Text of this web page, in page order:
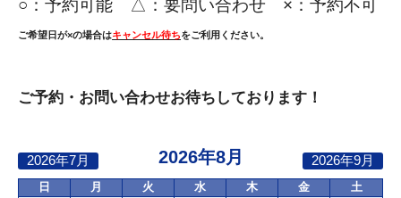
○： 予約可能 △：要問い合わせ ×：予約不可
ご希望日が×の場合はキャンセル待ちをご利用ください。
ご予約・お問い合わせお待ちしております！
2026年8月
日 月 火 水 木 金
土
2026年7月 2026年9月